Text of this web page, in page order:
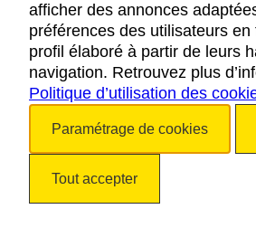
MENTIONS
RÈGLES DE
COOKIES
ACCESSIBILITÉ
afficher des annonces
préférences des utilisateurs en
profil élaboré à partir de leurs
navigation. Retrouvez plus
Politique d’utilisation des
Paramétrage de cookies
Tout accepter